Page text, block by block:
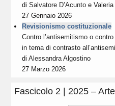
diSalvatore D’Acunto e
27 Gennaio 2026
Revisionismo costituzionale
Contro l’antisemitismo o
in tema di contrasto
diAlessandra Algostino
27 Marzo 2026
Fascicolo 2 | 2025 –